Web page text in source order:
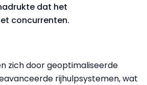
dat het
concurrenten.
zich door geoptimaliseerde
rijhulpsystemen, wat